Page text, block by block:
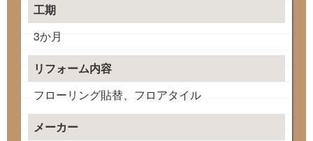
工期
3か月
リフォーム内容
フローリング貼替、フロアタイル
メーカー